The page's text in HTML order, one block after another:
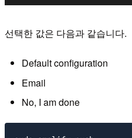
선택한 값은 다음과 같습니다.
Default configuration
Email
No, I am done